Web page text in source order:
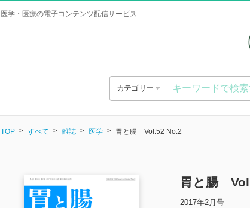
医学・医療の電子コンテンツ配信サービス
カテゴリー
TOP すべて 雑誌 医学 胃と腸 Vol.52 No.2
胃と腸
2017年2月号